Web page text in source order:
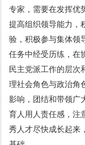
专家，需要在发挥优
提高组织领导能力，
验，积极参与集体领
任务中经受历练，在
民主党派工作的层次
理社会角色与政治角
影响，团结和带领广
育人用人责任感，注
秀人才尽快成长起来